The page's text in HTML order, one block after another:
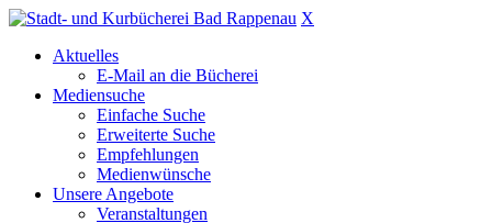
X
Aktuelles
E-Mail an die Bücherei
Mediensuche
Einfache Suche
Erweiterte Suche
Empfehlungen
Medienwünsche
Unsere Angebote
Veranstaltungen